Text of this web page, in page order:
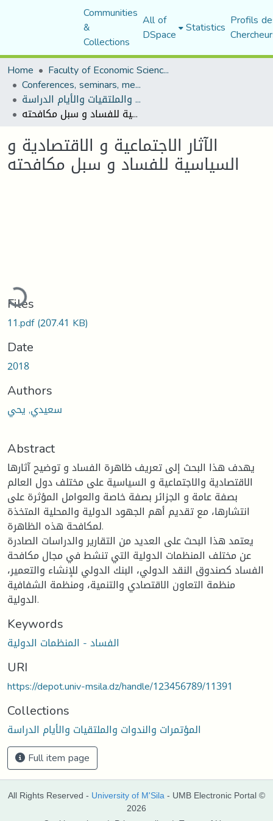
Communities
&
Collections
All of
DSpace Statistics Profils
Home
Faculty of Economic Sciences, Commerce and Management Sciences
Conferences, seminars, meetings, and study days
المؤتمرات والندوات والملتقيات والأيام الدراسة
الآثار الاجتماعية و الاقتصادية و السياسية للفساد و سبل مكافحته
الآثار الاجتماعية و الاقتصادية و
السياسية للفساد و سبل مكافحته
Files
11.pdf(207.41 KB)
Date
2018
Authors
سعيدي, يحي
Abstract
يهدف هذا البحث إلى تعريف ظاهرة الفساد و توضيح آثارها
الاقتصادية والاجتماعية و السياسية على مختلف دول العالم
بصفة عامة و الجزائر بصفة خاصة والعوامل المؤثرة على
انتشارها، مع تقديم أهم الجهود الدولية والمحلية المتخذة
لمكافحة هذه الظاهرة.
يعتمد هذا البحث على العديد من التقارير والدراسات الصادرة
عن مختلف المنظمات الدولية التي تنشط في مجال مكافحة
الفساد كصندوق النقد الدولي، البنك الدولي للإنشاء والتعمير،
منظمة التعاون الاقتصادي والتنمية، ومنظمة الشفافية
الدولية.
Keywords
الفساد - المنظمات الدولية
URI
https://depot.univ-msila.dz/handle/123456789/11391
Collections
المؤتمرات والندوات والملتقيات والأيام الدراسة
Full item page
All Rights Reserved - University of M'Sila - UMB Electronic Portal ©
2026